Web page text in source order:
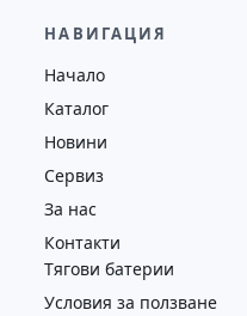
5065
НАВИГАЦИЯ
Начало
Каталог
Новини
Сервиз
За нас
Контакти
Тягови батерии
Условия за ползване